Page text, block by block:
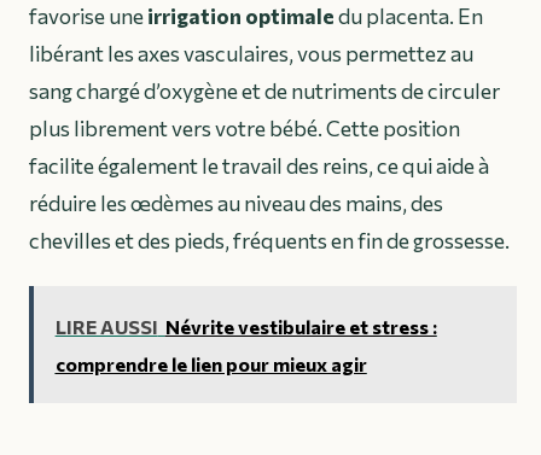
favorise uneirrigation optimaledu placenta. En
libérant les axes vasculaires, vous permettez au
sang chargé d’oxygène et de nutriments de circuler
plus librement vers votre bébé. Cette position
facilite également le travail des reins, ce qui aide à
réduire les œdèmes au niveau des mains, des
chevilles et des pieds, fréquents en fin de grossesse.
LIRE AUSSI Névrite vestibulaire et stress :
comprendre le lien pour mieux agir